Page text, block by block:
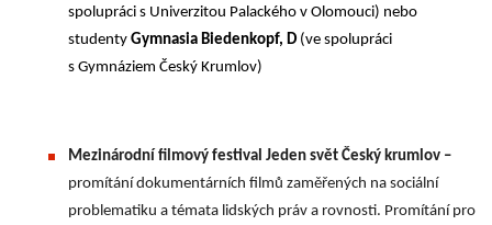
spolupráci s Univerzitou Palackého v Olomouci) nebo
studenty Gymnasia Biedenkopf, D (ve spolupráci
s Gymnáziem Český Krumlov)
Mezinárodní filmový festival Jeden svět Český krumlov –
promítání dokumentárních filmů zaměřených na sociální
problematiku a témata lidských práv a rovnosti. Promítání pro